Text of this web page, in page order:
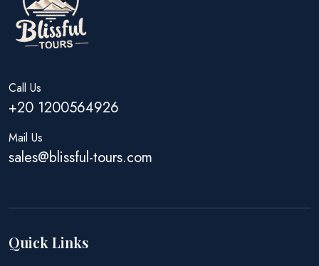
Call Us
+20 1200564926
Mail Us
sales@blissful-tours.com
Quick Links